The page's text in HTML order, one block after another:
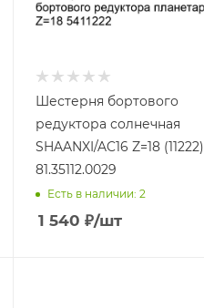
Шестерня бортового
редуктора солнечная
SHAANXI/AC16 Z=18 (11222)
81.35112.0029
Есть в наличии: 2
1 540 ₽/шт